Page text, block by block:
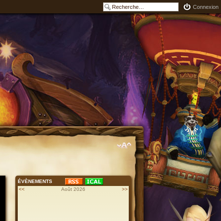
Connexion
ÉVÈNEMENTS
<<
>>
Août 2026